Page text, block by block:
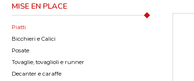
MISE EN PLACE
Piatti
Bicchieri e Calici
Posate
Tovaglie, tovaglioli e runner
Decanter e caraffe